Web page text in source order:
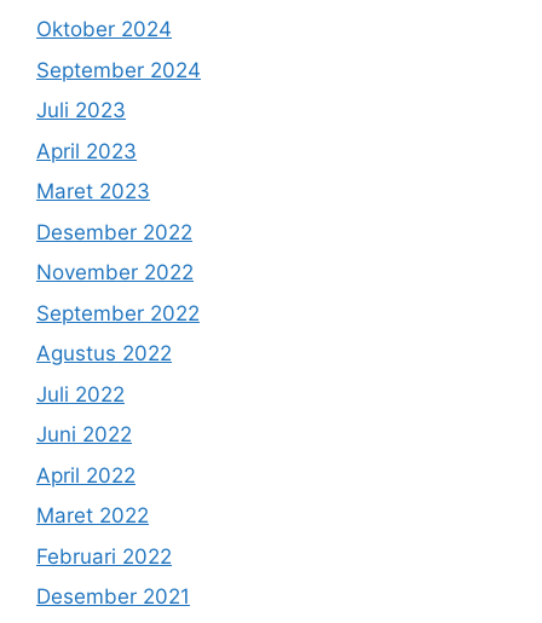
Oktober 2024
September 2024
Juli 2023
April 2023
Maret 2023
Desember 2022
November 2022
September 2022
Agustus 2022
Juli 2022
Juni 2022
April 2022
Maret 2022
Februari 2022
Desember 2021